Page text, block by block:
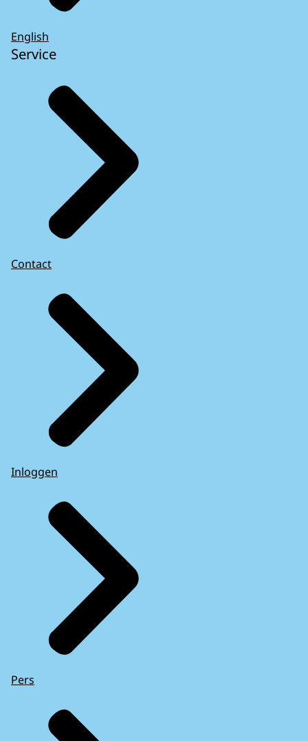
English
Service
Contact
Inloggen
Pers